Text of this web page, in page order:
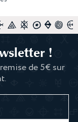
!
de 5€ sur